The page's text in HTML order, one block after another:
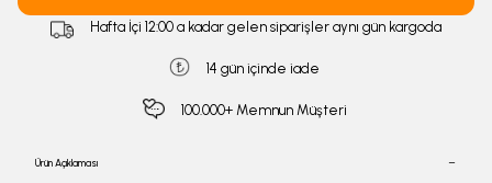
Hafta İçi 12:00 a kadar gelen siparişler aynı gün kargoda
14 gün içinde iade
100.000+ Memnun Müşteri
Ürün Açıklaması